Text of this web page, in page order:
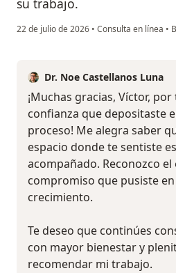
su trabajo.
22 de julio de 2026 • Consulta en línea •
Dr. Noe Castellanos Luna
¡Muchas gracias, Víctor,
confianza que depositaste
proceso! Me alegra saber
espacio donde te sentiste
acompañado. Reconozco el
compromiso que pusiste
crecimiento.
Te deseo que continúes
con mayor bienestar y
recomendar mi trabajo.